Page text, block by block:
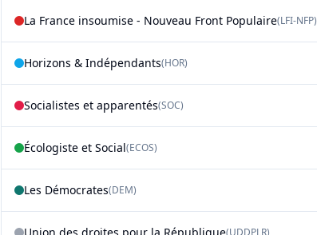
La France insoumise - Nouveau Front Populaire(LFI-NFP)
Horizons & Indépendants(HOR)
Socialistes et apparentés(SOC)
Écologiste et Social(ECOS)
Les Démocrates(DEM)
(UDDPLR)